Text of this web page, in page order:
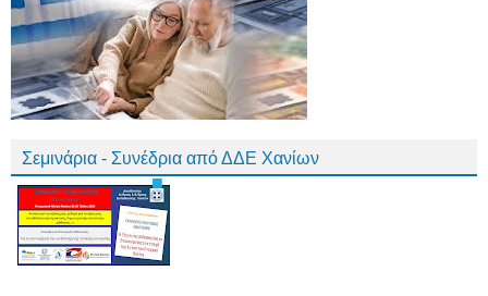
Σεμινάρια - Συνέδρια από ΔΔΕ Χανίων